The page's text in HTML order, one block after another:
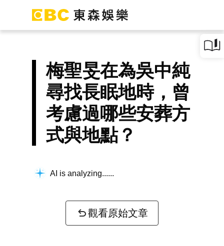
梅聖旻在為吳中純
尋找長眠地時，曾
考慮過哪些安葬方
式與地點？
AI is analyzing...
觀看原始文章